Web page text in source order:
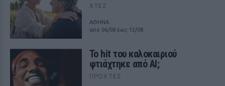
ΧΤΕΣ
ΑΘΗΝΑ
από 06/08 έως 12/08
Το hit του καλοκαιριού
φτιάχτηκε από AI;
ΠΡΟΧΤΈΣ